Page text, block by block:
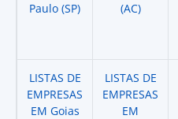
Paulo (SP)
(AC)
LISTAS DE
EMPRESAS
EM Goias
LISTAS DE
EMPRESAS
EM